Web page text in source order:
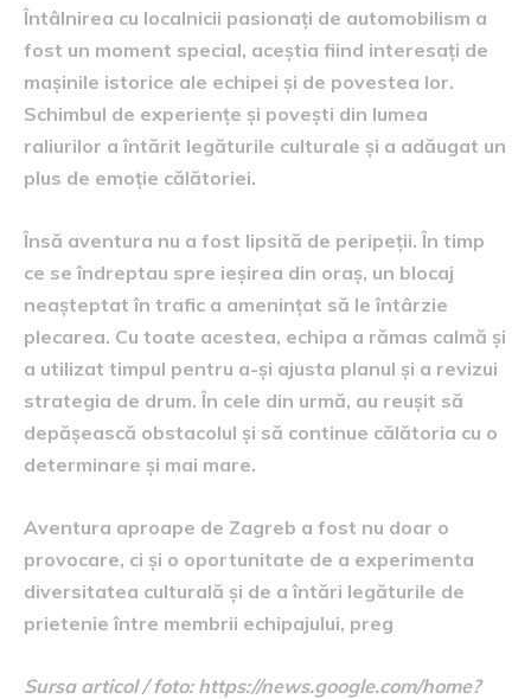
Întâlnirea cu localnicii pasionați de automobilism a
fost un moment special, aceștia fiind interesați de
mașinile istorice ale echipei și de povestea lor.
Schimbul de experiențe și povești din lumea
raliurilor a întărit legăturile culturale și a adăugat un
plus de emoție călătoriei.
Însă aventura nu a fost lipsită de peripeții. În timp
ce se îndreptau spre ieșirea din oraș, un blocaj
neașteptat în trafic a amenințat să le întârzie
plecarea. Cu toate acestea, echipa a rămas calmă și
a utilizat timpul pentru a-și ajusta planul și a revizui
strategia de drum. În cele din urmă, au reușit să
depășească obstacolul și să continue călătoria cu o
determinare și mai mare.
Aventura aproape de Zagreb a fost nu doar o
provocare, ci și o oportunitate de a experimenta
diversitatea culturală și de a întări legăturile de
prietenie între membrii echipajului, preg
Sursa articol / foto: https://news.google.com/home?